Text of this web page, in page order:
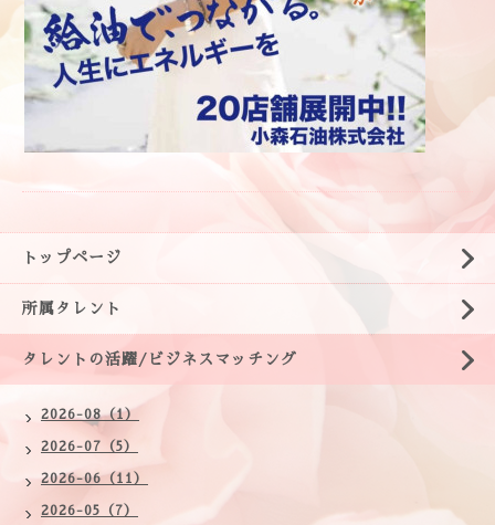
トップページ
所属タレント
タレントの活躍/ビジネスマッチング
2026-08（1）
2026-07（5）
2026-06（11）
2026-05（7）